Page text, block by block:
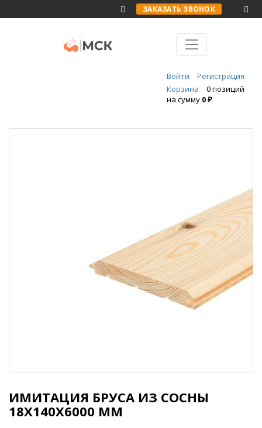
ЗАКАЗАТЬ ЗВОНОК
Войти
Регистрация
Корзина
0 позиций
на сумму 0 ₽
ИМИТАЦИЯ БРУСА ИЗ СОСНЫ
18X140X6000 ММ